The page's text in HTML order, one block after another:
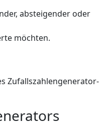
absteigender oder
möchten.
Zufallszahlengenerator-